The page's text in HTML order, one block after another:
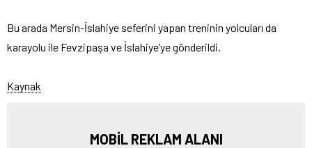
Bu arada Mersin-İslahiye seferini yapan treninin yolcuları da
karayolu ile Fevzipaşa ve İslahiye’ye gönderildi.
Kaynak
MOBİL REKLAM ALANI